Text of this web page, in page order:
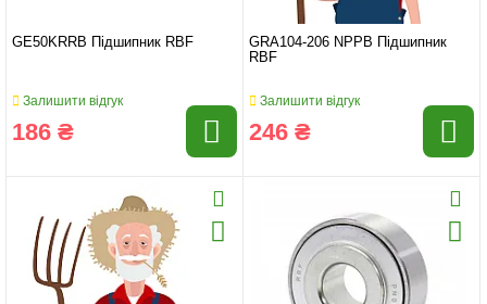
GE50KRRB Підшипник RBF
Залишити відгук
186 ₴
GRA104-206 NPPB Підшипник
RBF
Залишити відгук
246 ₴